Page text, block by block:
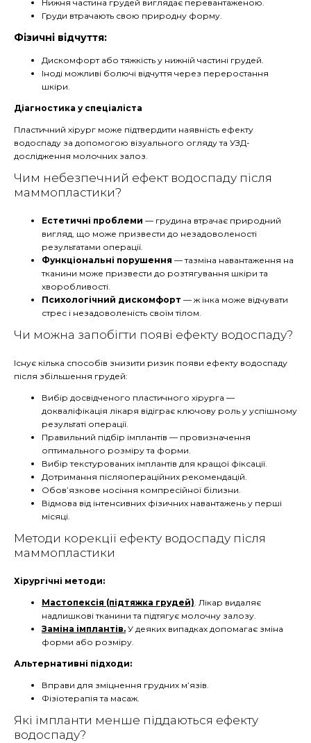
Нижня частина грудей виглядає перевантаженою.
Груди втрачають свою природну форму.
Фізичні відчуття:
Дискомфорт або тяжкість у нижній частині грудей.
Іноді можливі болючі відчуття через переростання
шкіри.
Діагностика у спеціаліста
Пластичний хірург може підтвердити наявність ефекту
водоспаду за допомогою візуального огляду та УЗД-
дослідження молочних залоз.
Чим небезпечний ефект водоспаду після
маммопластики?
Естетичні проблеми — грудина втрачає природний
вигляд, що може призвести до незадоволеності
результатами операції.
Функціональні порушення — тазміна навантаження на
тканини може призвести до розтягування шкіри та
хворобливості.
Психологічний дискомфорт — ж інка може відчувати
стрес і незадоволеність своїм тілом.
Чи можна запобігти появі ефекту водоспаду?
Існує кілька способів знизити ризик появи ефекту водоспаду
після збільшення грудей:
Вибір досвідченого пластичного хірурга —
докваліфікація лікаря відіграє ключову роль у успішному
результаті операції.
Правильний підбір імплантів — провизначення
оптимального розміру та форми.
Вибір текстурованих імплантів для кращої фіксації.
Дотримання післяопераційних рекомендацій.
Обов’язкове носіння компресійної білизни.
Відмова від інтенсивних фізичних навантажень у перші
місяці.
Методи корекції ефекту водоспаду після
маммопластики
Хірургічні методи:
Мастопексія (підтяжка грудей) . Лікар видаляє
надлишкові тканини та підтягує молочну залозу.
Заміна імплантів. У деяких випадках допомагає зміна
форми або розміру.
Альтернативні підходи:
Вправи для зміцнення грудних м’язів.
Фізіотерапія та масаж.
Які імпланти менше піддаються ефекту
водоспаду?